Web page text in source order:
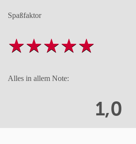
Spaßfaktor
Alles in allem Note:
1,0